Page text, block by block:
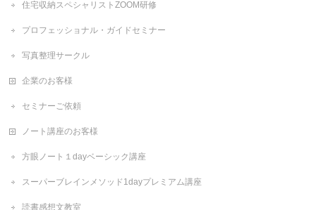
住宅収納スペシャリストZOOM研修
プロフェッショナル・ガイドセミナー
写真整理サークル
企業のお客様
セミナーご依頼
ノート講座のお客様
方眼ノート１dayベーシック講座
スーパーブレインメソッド1dayプレミアム講座
読書感想文教室